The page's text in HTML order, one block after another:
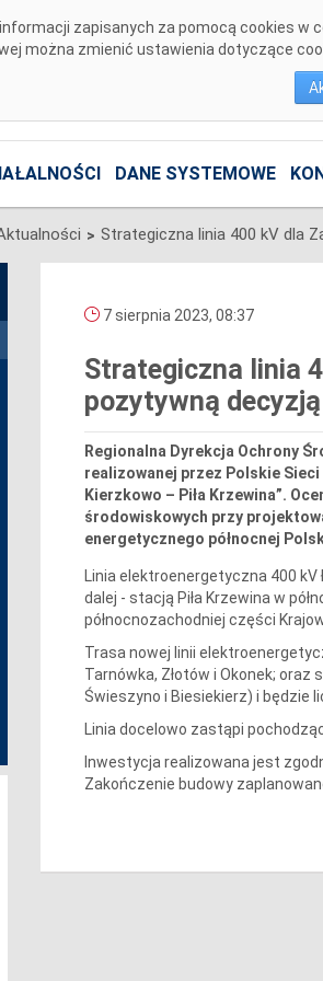
zapisanych za pomocą cookies
można zmienić ustawienia dotyczące
DANE SYSTEMOWE
>
7 sierpnia 2023, 08:37
Strategiczna linia
pozytywną
Regionalna Dyrekcja Ochrony
realizowanej przez Polskie
Kierzkowo – Piła Krzewina”.
środowiskowych przy
energetycznego północnej
Linia elektroenergetyczna 400
dalej - stacją Piła Krzewina w
północnozachodniej części
Trasa nowej linii
Tarnówka, Złotów i Okonek; oraz
Świeszyno i Biesiekierz) i będzie
Linia docelowo zastąpi
Inwestycja realizowana jest
Zakończenie budowy